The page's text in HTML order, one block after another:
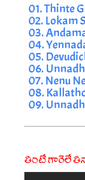
01. Thinte
02. Lokam
03.
04.
05.
06.
07. Nenu
08.
09.
తింటే గారెలే